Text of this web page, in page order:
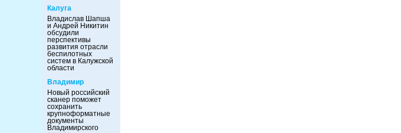
Калуга
Владислав Шапша
и Андрей Никитин
обсудили
перспективы
развития отрасли
беспилотных
систем в Калужской
области
Владимир
Новый российский
сканер поможет
сохранить
крупноформатные
документы
Владимирского